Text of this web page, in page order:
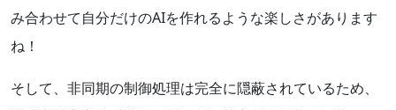
み合わせて自分だけのAIを作れるような楽しさがあります
ね！
そして、非同期の制御処理は完全に隠蔽されているため、